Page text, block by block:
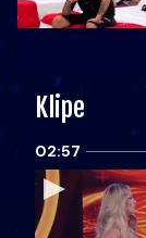
Klipe
02:57